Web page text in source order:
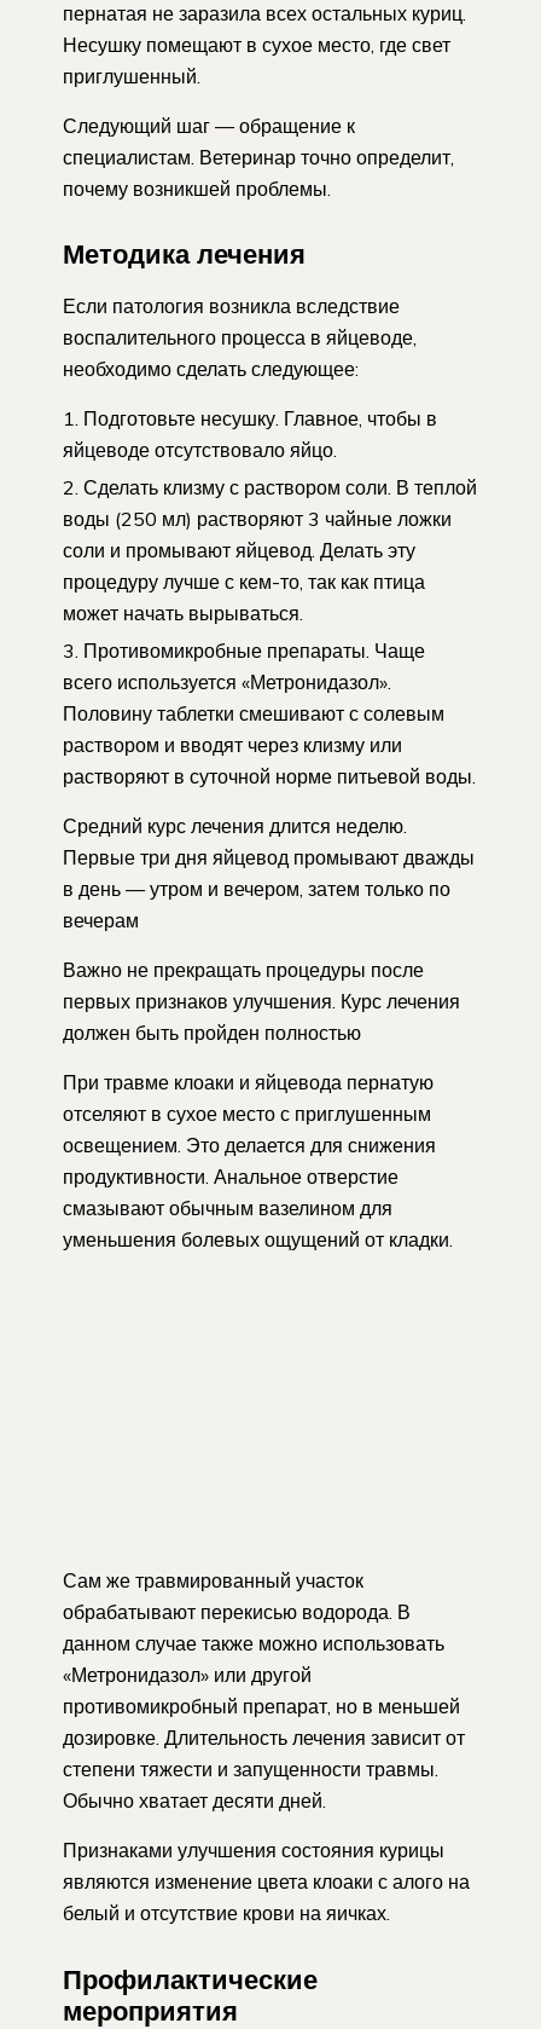
пернатая не заразила всех остальных куриц.
Несушку помещают в сухое место, где свет
приглушенный.
Следующий шаг — обращение к
специалистам. Ветеринар точно определит,
почему возникшей проблемы.
Методика лечения
Если патология возникла вследствие
воспалительного процесса в яйцеводе,
необходимо сделать следующее:
Подготовьте несушку. Главное, чтобы в
яйцеводе отсутствовало яйцо.
Сделать клизму с раствором соли. В теплой
воды (250 мл) растворяют 3 чайные ложки
соли и промывают яйцевод. Делать эту
процедуру лучше с кем-то, так как птица
может начать вырываться.
Противомикробные препараты. Чаще
всего используется «Метронидазол».
Половину таблетки смешивают с солевым
раствором и вводят через клизму или
растворяют в суточной норме питьевой воды.
Средний курс лечения длится неделю.
Первые три дня яйцевод промывают дважды
в день — утром и вечером, затем только по
вечерам
Важно не прекращать процедуры после
первых признаков улучшения. Курс лечения
должен быть пройден полностью
При травме клоаки и яйцевода пернатую
отселяют в сухое место с приглушенным
освещением. Это делается для снижения
продуктивности. Анальное отверстие
смазывают обычным вазелином для
уменьшения болевых ощущений от кладки.
Сам же травмированный участок
обрабатывают перекисью водорода. В
данном случае также можно использовать
«Метронидазол» или другой
противомикробный препарат, но в меньшей
дозировке. Длительность лечения зависит от
степени тяжести и запущенности травмы.
Обычно хватает десяти дней.
Признаками улучшения состояния курицы
являются изменение цвета клоаки с алого на
белый и отсутствие крови на яичках.
Профилактические
мероприятия